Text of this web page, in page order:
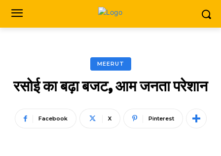
MEERUT
रसोई का बढ़ा बजट, आम जनता परेशान
Facebook X Pinterest